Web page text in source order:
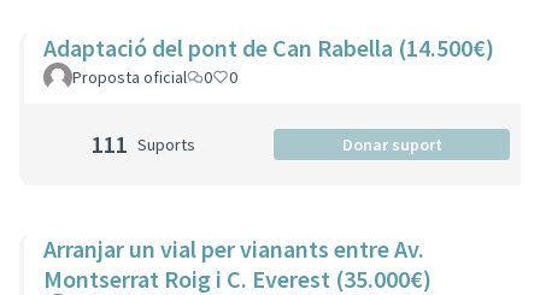
Adaptació del pont de Can Rabella (14.500€)
Proposta oficial 0 0
111 Suports Donar suport
Arranjar un vial per vianants entre Av.
Montserrat Roig i C. Everest (35.000€)